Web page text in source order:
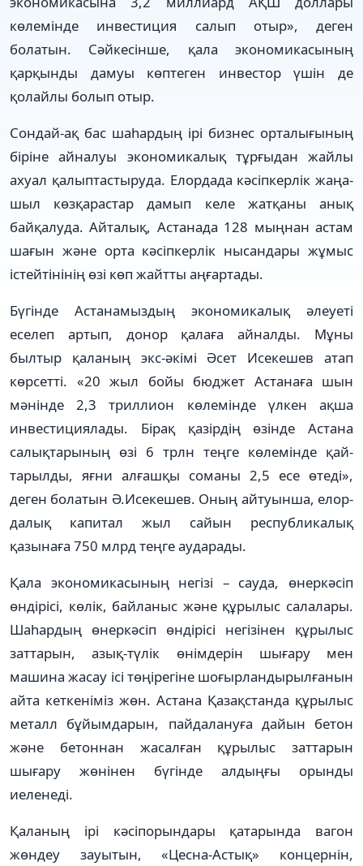
көлемінде инвестиция салып отыр», деген
болатын. Сәйкесінше, қала экономикасының
қарқынды дамуы көптеген инвестор үшін де
қолайлы болып отыр.
Сондай-ақ бас шаһардың ірі бизнес орталығының
біріне айналуы экономикалық тұрғы­дан жайлы
ахуал қалыптастыру­да. Елордада кәсіпкерлік жаңа­
шыл көзқарастар дамып келе жатқаны анық
байқалуда. Айта­лық, Астанада 128 мың­нан астам
шағын және орта кәсіпкерлік нысандары жұ­мыс
істейтінінің өзі көп жайтты аңғартады.
Бүгінде Астанамыздың экономи­калық әлеуеті
еселеп артып, донор қалаға айналды. Мұны
былтыр қа­ланың экс-әкімі Әсет Исекешев атап
көрсетті. «20 жыл бойы бюджет Ас­та­наға шын
мәнінде 2,3 триллион көле­мінде үлкен ақша
инвес­тиция­лады. Бірақ қазірдің өзінде Астана
салық­­тарының өзі 6 трлн теңге көле­мін­­де қай­
тарылды, яғни алғашқы со­ма­­­­ны 2,5 есе өтеді»,
деген бо­ла­тын Ә.Исекешев. Оның ай­туын­ша, ело­р­
да­­лық капитал жыл сайын республика­­­лық
қазынаға 750 млрд теңге аударады.
Қала экономикасының не­гізі – сауда, өнеркәсіп
өнді­рісі, көлік, байланыс және құ­ры­лыс салалары.
Шаһар­дың өнеркәсіп өндірісі негізі­нен құрылыс
заттарын, азық-түлік өнімдерін шығару мен
машина жасау ісі төңірегі­не шоғырландырылғанын
ай­та кеткеніміз жөн. Астана Қазақ­­станда құрылыс
металл бұйымдарын, пайдалану­ға дайын бетон
және бетоннан жасалған құрылыс заттарын
шығару жөнінен бүгінде алдыңғы орынды
иеленеді.
Қаланың ірі кәсіпорын­дары қатарында вагон
жөндеу зауытын, «Цесна-Астық» кон­цернін,